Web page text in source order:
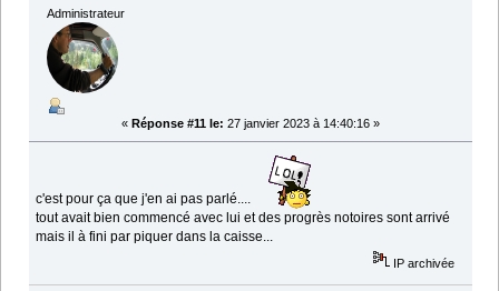
Administrateur
« Réponse #11 le: 27 janvier 2023 à 14:40:16 »
c'est pour ça que j'en ai pas parlé....
tout avait bien commencé avec lui et des progrès notoires sont arrivé
mais il à fini par piquer dans la caisse...
IP archivée